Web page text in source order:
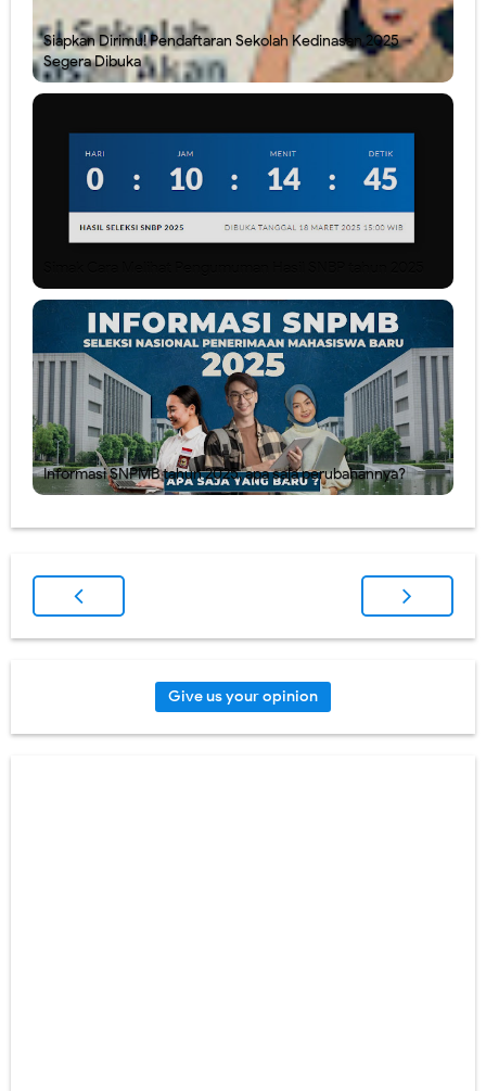
Siapkan Dirimu! Pendaftaran Sekolah Kedinasan 2025
Segera Dibuka
Informasi SNPMB tahun 2025, apa saja perubahannya?
Give us your opinion